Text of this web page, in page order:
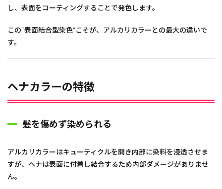
し、表面をコーティングすることで発色します。
この“表面結合型染色”こそが、アルカリカラーとの最大の違いで
す。
ヘナカラーの特徴
髪を傷めず染められる
アルカリカラーはキューティクルを開き内部に染料を浸透させま
すが、ヘナは表面に付着し結合するため内部ダメージがありませ
ん。